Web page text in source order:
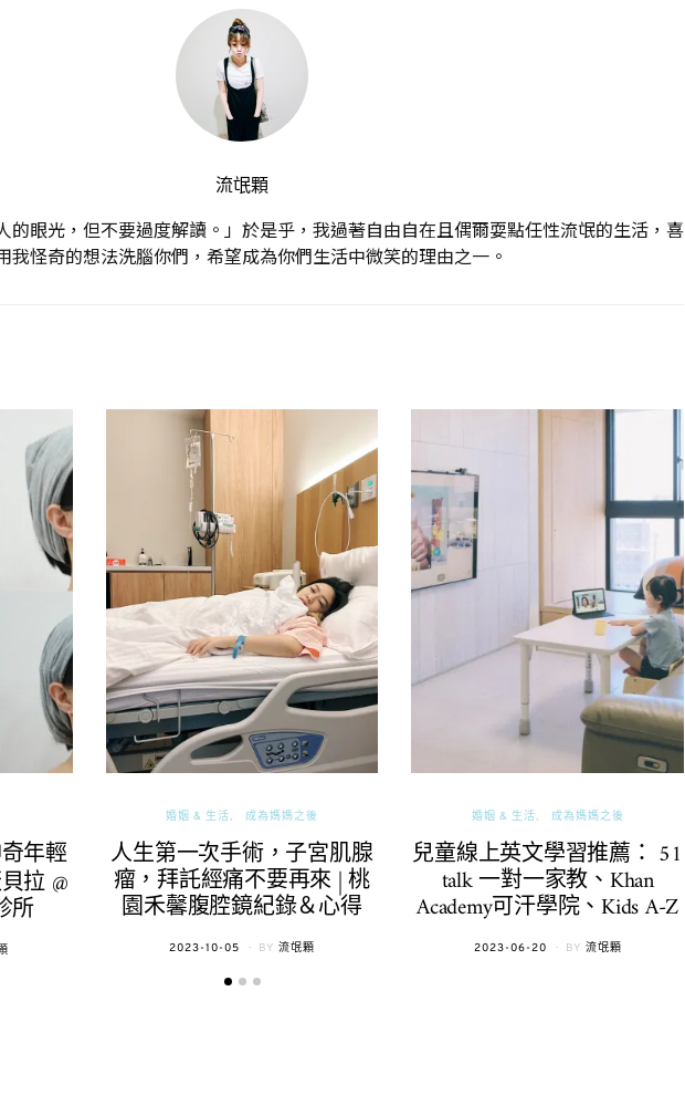
流氓顆
的眼光，但不要過度解讀。」於是乎，我過著自由自在且偶爾耍點任性流氓的生活，喜
我怪奇的想法洗腦你們，希望成為你們生活中微笑的理由之一。
年輕
拉 @
所
婚姻 & 生活 成為媽媽之後
人生第一次手術，子宮肌腺
瘤，拜託經痛不要再來 | 桃
園禾馨腹腔鏡紀錄＆心得
POSTED
2023-10-05 BY 流氓顆
婚姻 & 生活 成為媽媽之後
兒童線上英文學習推薦： 51
talk 一對一家教、Khan
Academy可汗學院、Kids A-Z
POSTED
2023-06-20 BY 流氓顆